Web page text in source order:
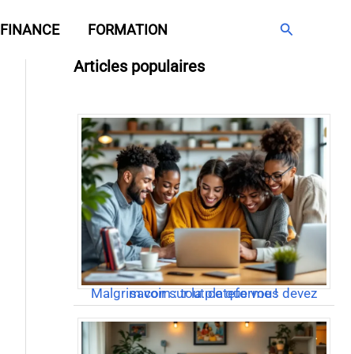
FINANCE FORMATION Rechercher
Articles populaires
Malgrim com : tout ce que vous devez savoir sur la plateforme !